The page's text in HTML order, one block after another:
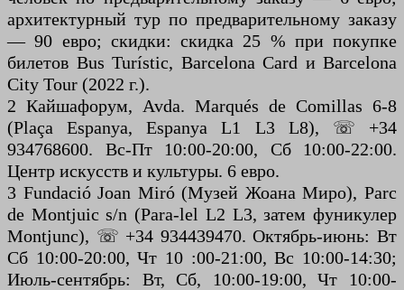
архитектурный тур по предварительному заказу
— 90 евро; скидки: скидка 25 % при покупке
билетов Bus Turístic, Barcelona Card и Barcelona
City Tour (2022 г.).
2 Кайшафорум, Avda. Marqués de Comillas 6-8
(Plaça Espanya, Espanya L1 L3 L8), ☏ +34
934768600. Вс-Пт 10:00-20:00, Сб 10:00-22:00.
Центр искусств и культуры. 6 евро.
3 Fundació Joan Miró (Музей Жоана Миро), Parc
de Montjuic s/n (Para-lel L2 L3, затем фуникулер
Montjunc), ☏ +34 934439470. Октябрь-июнь: Вт
Сб 10:00-20:00, Чт 10 :00-21:00, Вс 10:00-14:30;
Июль-сентябрь: Вт, Сб, 10:00-19:00, Чт 10:00-